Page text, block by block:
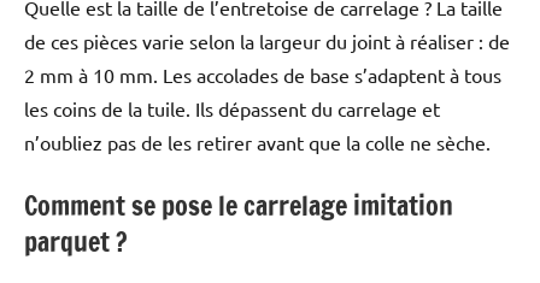
Quelle est la taille de l’entretoise de carrelage ? La taille
de ces pièces varie selon la largeur du joint à réaliser : de
2 mm à 10 mm. Les accolades de base s’adaptent à tous
les coins de la tuile. Ils dépassent du carrelage et
n’oubliez pas de les retirer avant que la colle ne sèche.
Comment se pose le carrelage imitation
parquet ?